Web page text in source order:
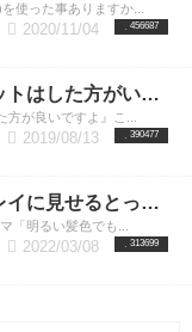
使った事ありますか...
456687
2020/11/04
髪を早く伸ばしたいならカットはした方がいいのか？美容師が答えます。
が良いですよ』こ...
390477
2019/08/13
イルミナカラーで白髪をキレイに見せるとっておきの方法
「明るい髪色でも...
313699
2022/03/08